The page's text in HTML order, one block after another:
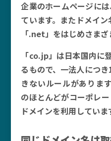
企業のホームページに
ています。またドメイ
「.net」をはじめさまざ
「co.jp」は日本国内に
るもので、一法人につ
きないルールがありま
のほとんどがコーポレ
ドメインを利用していま